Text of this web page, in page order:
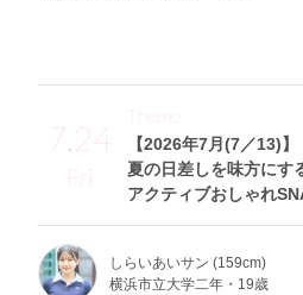
7.24
Fri
【2026年7月(7／13)】
夏の日差しを味方にす
アクティブおしゃれ
Theme
しらいあいサン (159cm)
横浜市立大学二年・19歳